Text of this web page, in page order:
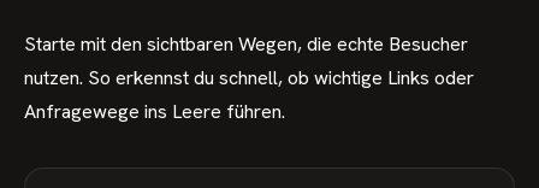
Starte mit den sichtbaren Wegen, die echte Besucher
nutzen. So erkennst du schnell, ob wichtige Links oder
Anfragewege ins Leere führen.